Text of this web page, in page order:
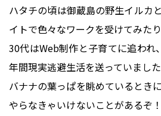
ハタチの頃は御蔵島の野生イルカ
イトで色々なワークを受けてみたり
30代はWeb制作と子育てに追われ
年間現実逃避生活を送っていました
バナナの葉っぱを眺めているとき
やらなきゃいけないことがあるぞ